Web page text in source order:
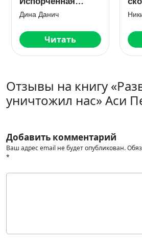
Мила Шилова МИЛ РЭЙ
Читать
Отзывы на книгу
уничтожил нас» Аси
Добавить комментарий
Ваш адрес email не будет опубликован.
*